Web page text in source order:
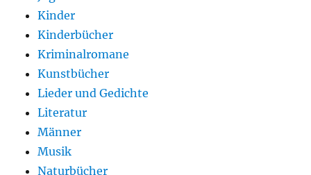
Kinder
Kinderbücher
Kriminalromane
Kunstbücher
Lieder und Gedichte
Literatur
Männer
Musik
Naturbücher